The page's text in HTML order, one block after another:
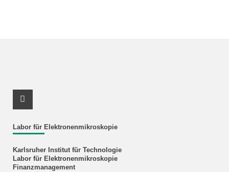
Labor für Elektronenmikroskopie
Karlsruher Institut für Technologie
Labor für Elektronenmikroskopie
Finanzmanagement
X Kanal (Twitter)